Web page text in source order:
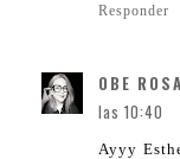
Responder
OBE
las 10:40
Ayyy